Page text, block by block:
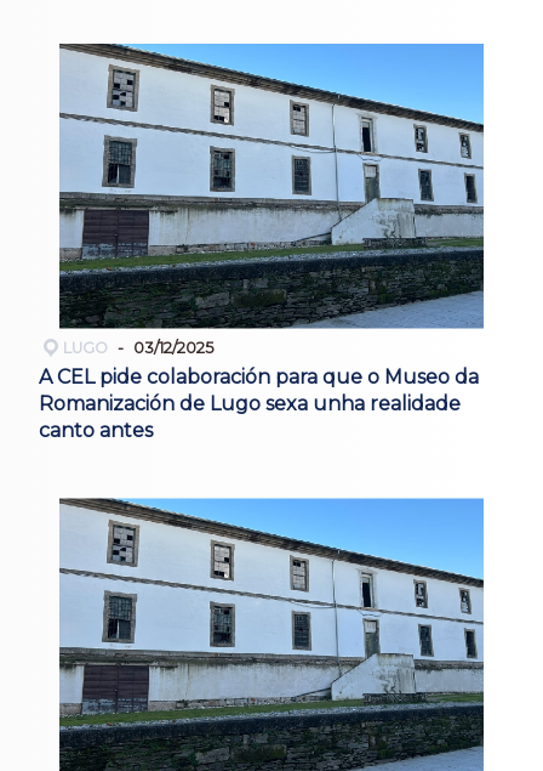
LUGO 03/12/2025
A CEL pide colaboración para que o Museo da
Romanización de Lugo sexa unha realidade
canto antes